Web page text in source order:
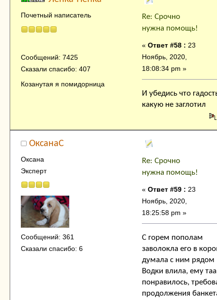
Почетный написатель
Сообщений: 7425
Сказали спасибо: 407
Козанутая я помидорница
Re: Срочно
нужна помощь!
« Ответ #58 : 23
Ноябрь, 2020,
18:08:34 pm »
И убедись что
какую не заглотил
ОксанаC
Оксана
Эксперт
Сообщений: 361
Сказали спасибо: 6
Re: Срочно
нужна помощь!
« Ответ #59 : 23
Ноябрь, 2020,
18:25:58 pm »
С горем пополам
заволокла его в
думала с ним рядом
Водки влила, ему
понравилось,
продолжения